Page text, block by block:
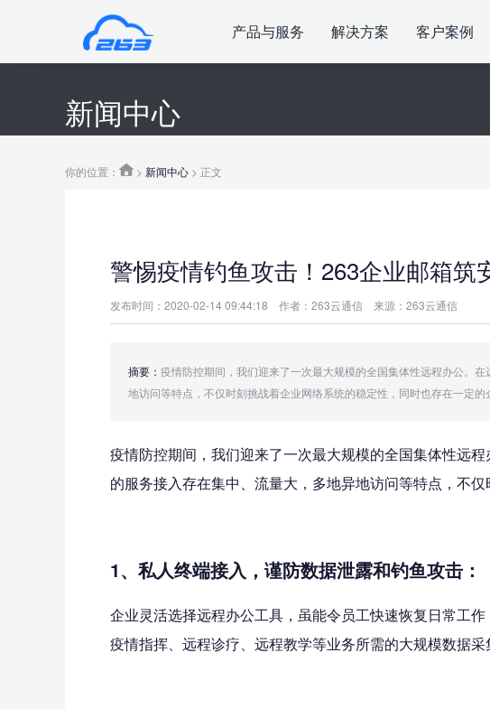
产品与服务 解决方案 客户案例
你的位置： >新闻中心 > 正文
新闻中心
警惕疫情钓鱼攻击！263企业邮箱筑
发布时间：2020-02-14 09:44:18 作者：263云通信 来源：263云通信
摘要： 疫情防控期间，我们迎来了一次最大规模的全国集体性远程办公。
地访问等特点，不仅时刻挑战着企业网络系统的稳定性，同时也存在一定的
疫情防控期间，我们迎来了一次最大规模的全国集体性远
的服务接入存在集中、流量大，多地异地访问等特点，不
1、私人终端接入，谨防数据泄露和钓鱼攻击：
企业灵活选择远程办公工具，虽能令员工快速恢复日常工
疫情指挥、远程诊疗、远程教学等业务所需的大规模数据